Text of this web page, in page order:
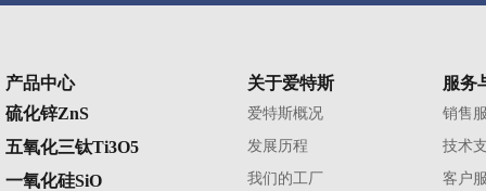
产品中心
硫化锌ZnS
五氧化三钛Ti3O5
一氧化硅SiO
关于爱特斯
爱特斯概况
发展历程
我们的工厂
服务
销售
技术
客户